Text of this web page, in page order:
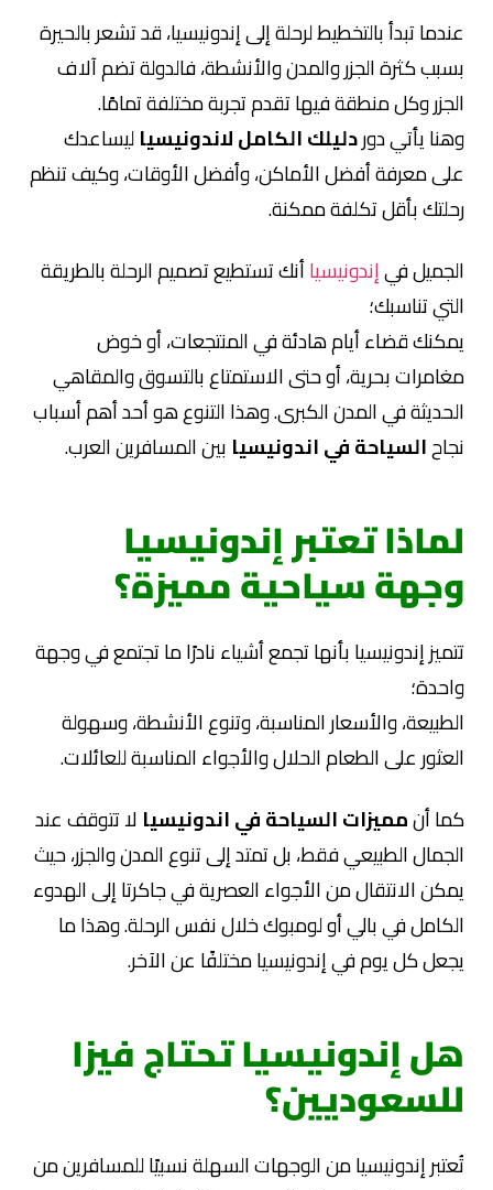
عندما تبدأ بالتخطيط لرحلة إلى إندونيسيا، قد تشعر بالحيرة
بسبب كثرة الجزر والمدن والأنشطة، فالدولة تضم آلاف
الجزر وكل منطقة فيها تقدم تجربة مختلفة تمامًا.
وهنا يأتي دوردليلك الكامل لاندونيسياليساعدك
على معرفة أفضل الأماكن، وأفضل الأوقات، وكيف تنظم
رحلتك بأقل تكلفة ممكنة.
الجميل فيإندونيسياأنك تستطيع تصميم الرحلة بالطريقة
التي تناسبك؛
يمكنك قضاء أيام هادئة في المنتجعات، أو خوض
مغامرات بحرية، أو حتى الاستمتاع بالتسوق والمقاهي
الحديثة في المدن الكبرى. وهذا التنوع هو أحد أهم أسباب
نجاحالسياحة في اندونيسيا بين المسافرين العرب.
لماذا تعتبر إندونيسيا
وجهة سياحية مميزة؟
تتميز إندونيسيا بأنها تجمع أشياء نادرًا ما تجتمع في وجهة
واحدة؛
الطبيعة، والأسعار المناسبة، وتنوع الأنشطة، وسهولة
العثور على الطعام الحلال والأجواء المناسبة للعائلات.
كما أنمميزات السياحة في اندونيسيا لا تتوقف عند
الجمال الطبيعي فقط، بل تمتد إلى تنوع المدن والجزر، حيث
يمكن الانتقال من الأجواء العصرية في جاكرتا إلى الهدوء
الكامل في بالي أو لومبوك خلال نفس الرحلة. وهذا ما
يجعل كل يوم في إندونيسيا مختلفًا عن الآخر.
هل إندونيسيا تحتاج فيزا
للسعوديين؟
تُعتبر إندونيسيا من الوجهات السهلة نسبيًا للمسافرين من